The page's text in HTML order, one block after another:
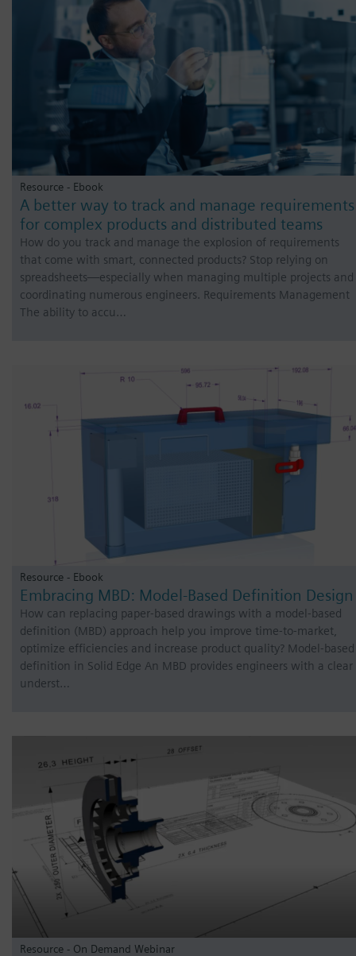
Resource - Ebook
A better way to track and manage requirements
for complex products and distributed teams
How do you track and manage the explosion of requirements
that come with smart, connected products? Stop relying on
spreadsheets—especially when managing multiple projects and
coordinating numerous engineers. Requirements Management
The ability to accu…
Resource - Ebook
Embracing MBD: Model-Based Definition Design
How can replacing paper-based drawings with a model-based
definition (MBD) approach help you improve time-to-market,
optimize efficiencies and increase product quality? Model-based
definition in Solid Edge An MBD provides engineers with a clear
underst…
Resource - On Demand Webinar